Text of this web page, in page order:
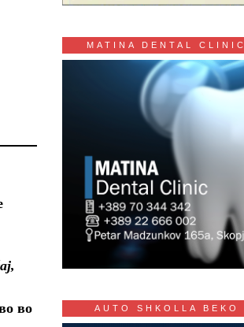
во
MATINA DENTAL CLINIC
AUTO SHKOLLA BEKO